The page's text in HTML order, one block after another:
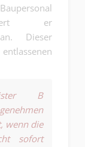
er
Dieser
B
wenn die
sofort